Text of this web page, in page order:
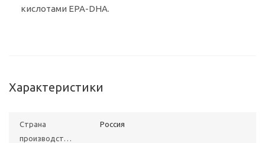
кислотами EPA-DHA.
Характеристики
Страна
производства
Poccия